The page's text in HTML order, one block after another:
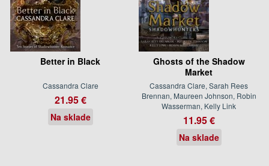
Better in Black
Cassandra Clare
21.95 €
Na sklade
Ghosts of the Shadow
Market
Cassandra Clare, Sarah Rees
Brennan, Maureen Johnson, Robin
Wasserman, Kelly Link
11.95 €
Na sklade